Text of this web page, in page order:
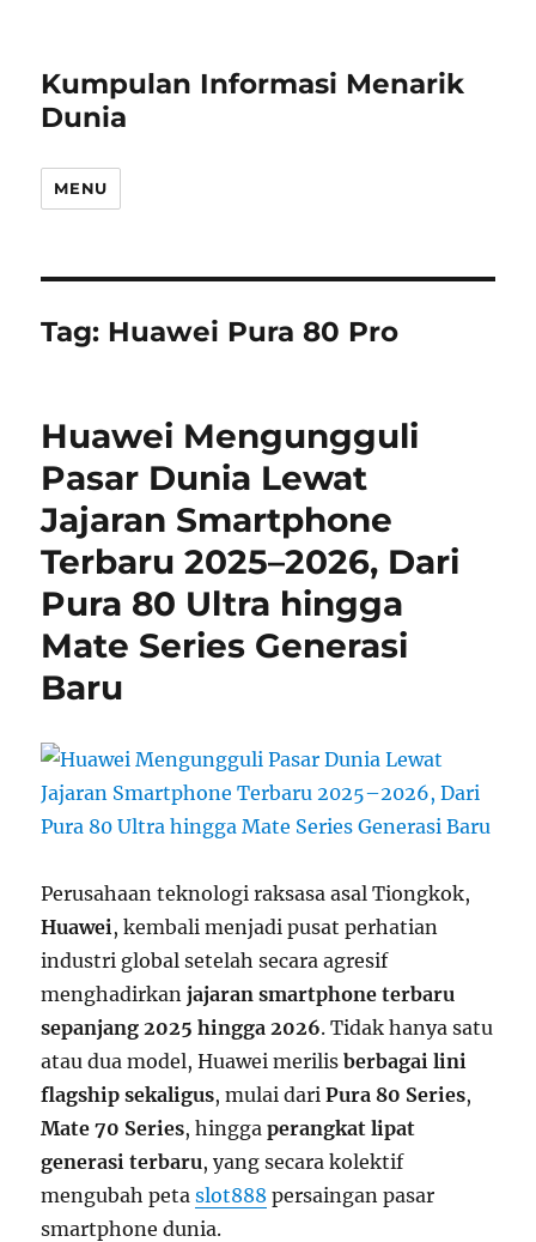
Kumpulan Informasi Menarik
Dunia
MENU
Tag: Huawei Pura 80 Pro
Huawei Mengungguli
Pasar Dunia Lewat
Jajaran Smartphone
Terbaru 2025–2026, Dari
Pura 80 Ultra hingga
Mate Series Generasi
Baru
Perusahaan teknologi raksasa asal Tiongkok,
Huawei, kembali menjadi pusat perhatian
industri global setelah secara agresif
menghadirkanjajaran smartphone terbaru
sepanjang 2025 hingga 2026. Tidak hanya satu
atau dua model, Huawei merilisberbagai lini
flagship sekaligus, mulai dariPura 80 Series,
Mate 70 Series, hinggaperangkat lipat
generasi terbaru, yang secara kolektif
mengubah petaslot888 persaingan pasar
smartphone dunia.